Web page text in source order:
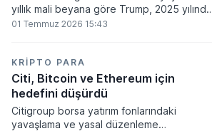
yıllık mali beyana göre Trump, 2025 yılında
kripto para ve memecoin faaliyetlerinden
01 Temmuz 2026 15:43
KRIPTO PARA
Citi, Bitcoin ve Ethereum için
hedefini düşürdü
Citigroup borsa yatırım fonlarındaki
yavaşlama ve yasal düzenleme